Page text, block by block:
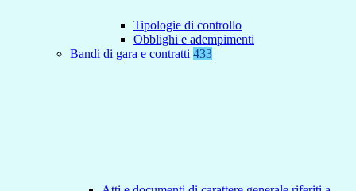
Tipologie di controllo
Obblighi e adempimenti
Bandi di gara e contratti 433